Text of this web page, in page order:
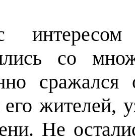
интересом
со
его жителей,
Не